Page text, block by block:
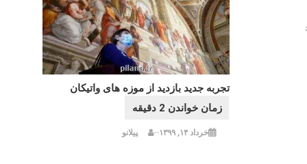
تجربه جدید بازدید از موزه های واتیکان
خرداد ۱۴, ۱۳۹۹ پیلانو